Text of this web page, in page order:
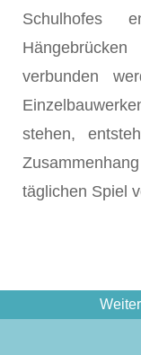
Schulhofes
verbunden
stehen,
täglichen Spiel